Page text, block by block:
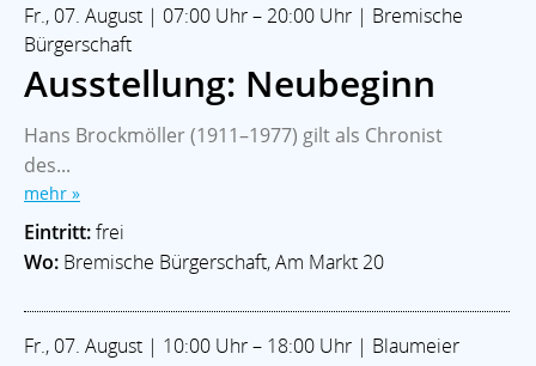
Fr., 07. August | 07:00 Uhr – 20:00 Uhr | Bremische
Bürgerschaft
Ausstellung: Neubeginn
Hans Brockmöller (1911–1977) gilt als Chronist
des...
mehr »
Eintritt:frei
Wo: Bremische Bürgerschaft, Am Markt 20
Fr., 07. August | 10:00 Uhr – 18:00 Uhr | Blaumeier